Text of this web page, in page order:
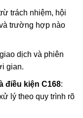
trách nhiệm, hội
trường hợp nào
dịch và phiên
gian.
điều kiện C168:
lý theo quy trình rõ